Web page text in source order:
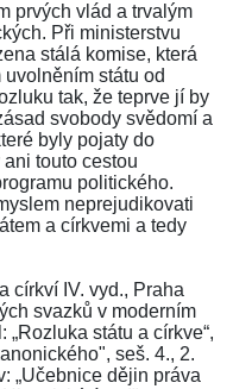
prvých vlád a trvalým
Při ministerstvu
stálá komise, která
státu od
tak, že teprve jí by
svobody svědomí a
byly pojaty do
touto cestou
politického.
neprejudikovati
a církvemi a tedy
církví IV. vyd., Praha
svazků v moderním
„Rozluka státu a církve“,
seš. 4., 2.
„Učebnice dějin práva